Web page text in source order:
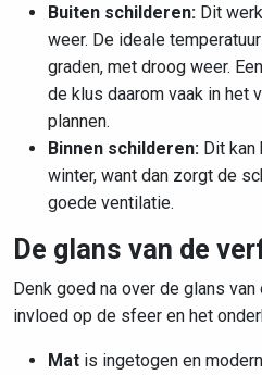
Buiten schilderen: Dit
weer. De ideale
graden, met droog weer.
de klus daarom vaak in het
plannen.
Binnen schilderen: Dit kan
winter, want dan zorgt de
goede ventilatie.
De glans van de
Denk goed na over de glans
invloed op de sfeer en het
Mat is ingetogen en